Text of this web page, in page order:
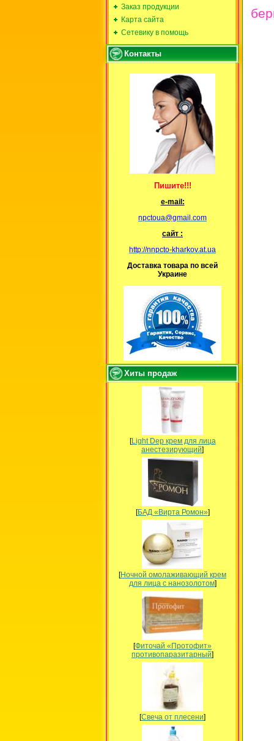
Заказ продукции
Карта сайта
Сетевику в помощь
Контакты
Пишите!!!
е-mail:
npctoua@gmail.com
сайт :
http://nnpcto-kharkov.at.ua
Доставка товара по всей
Украине
Хиты продаж
[Light Dep крем для лица
анестезирующий]
[БАД «Вирта Ромон»]
[Ночной омолаживающий крем
для лица с нанозолотом]
[Фиточай «Протофит»
противопаразитарный]
[Свеча от плесени]